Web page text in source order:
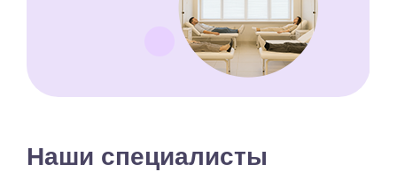
Наши специалисты